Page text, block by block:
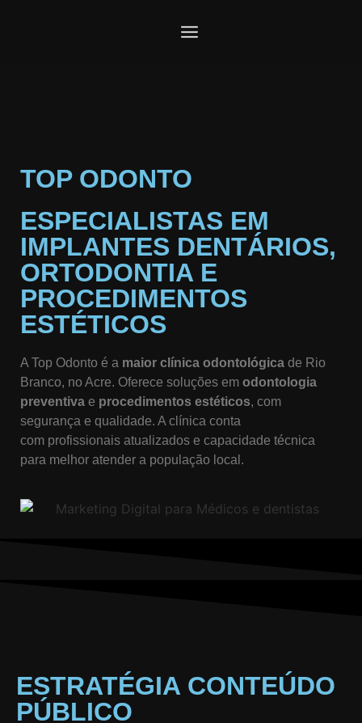
TOP ODONTO
ESPECIALISTAS EM
IMPLANTES DENTÁRIOS,
ORTODONTIA E
PROCEDIMENTOS
ESTÉTICOS
A Top Odonto é a maior clínica odontológica de Rio
Branco, no Acre. Oferece soluções em odontologia
preventiva e procedimentos estéticos, com
segurança e qualidade. A clínica conta
com profissionais atualizados e capacidade técnica
para melhor atender a população local.
ESTRATÉGIA CONTEÚDO
PÚBLICO